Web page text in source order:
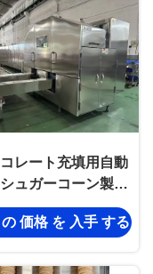
レート充填用自動
ュガーコーン製造
- 食品工場向け
価格 を 入手 する